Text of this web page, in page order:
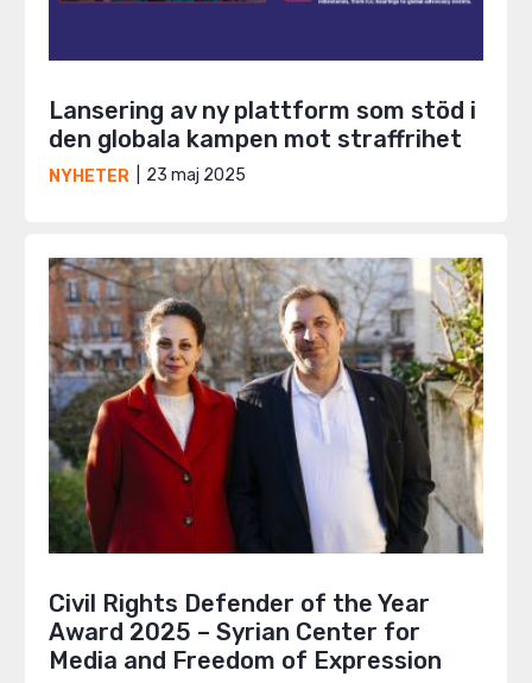
Lansering av ny plattform som stöd i
den globala kampen mot straffrihet
NYHETER 23 maj 2025
Civil Rights Defender of the Year
Award 2025 – Syrian Center for
Media and Freedom of Expression